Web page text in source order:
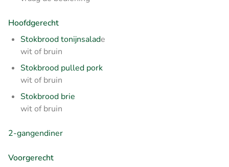
Hoofdgerecht
Stokbrood tonijnsalade
wit of bruin
Stokbrood pulled pork
wit of bruin
Stokbrood brie
wit of bruin
2-gangendiner
Voorgerecht